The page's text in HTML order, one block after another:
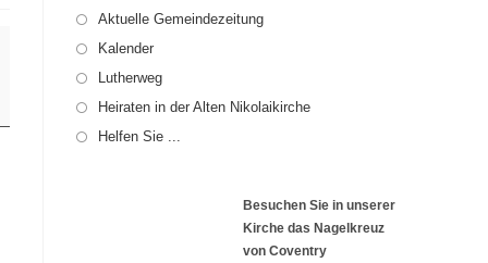
Aktuelle Gemeindezeitung
Kalender
Lutherweg
Heiraten in der Alten Nikolaikirche
Helfen Sie ...
Besuchen Sie in unserer
Kirche das Nagelkreuz
von Coventry